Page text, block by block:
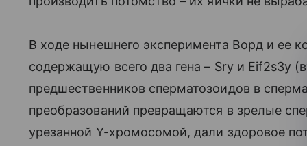
В ходе нынешнего эксперимента Ворд и ее
содержащую всего два гена – Sry и Eif2s3y
предшественников сперматозоидов в
преобразований превращаются в зрелые
урезанной Y-хромосомой, дали здоровое